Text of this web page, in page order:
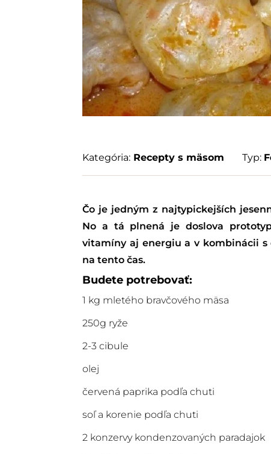
Kategória: Recepty s mäsom Typ:
Čo je jedným z najtypickejších
No a tá plnená je doslova
vitamíny aj energiu a v kombinácii
na tento čas.
Budete potrebovať:
1 kg mletého bravčového mäsa
250g ryže
2-3 cibule
olej
červená paprika podľa chuti
soľ a korenie podľa chuti
2 konzervy kondenzovaných paradajok